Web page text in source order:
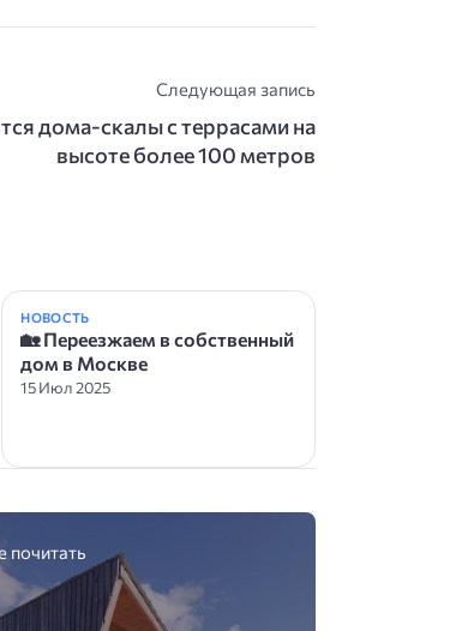
Следующая запись
дома-скалы с террасами на
высоте более 100 метров
НОВОСТЬ
🏡 Переезжаем в собственный
дом в Москве
15 Июл 2025
почитать